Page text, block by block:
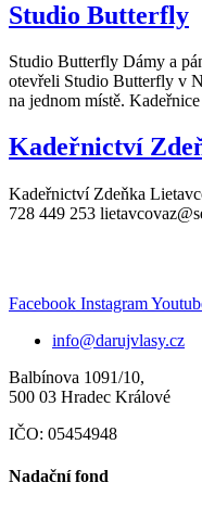
Studio Butterfly
Studio Butterfly Dámy a
otevřeli Studio Butterfly v
na jednom místě.
Kadeřnictví
Kadeřnictví Zdeňka
728 449 253
Facebook Instagram
info@darujvlasy.cz
Balbínova 1091/10,
500 03 Hradec Králové
IČO: 05454948
Nadační fond